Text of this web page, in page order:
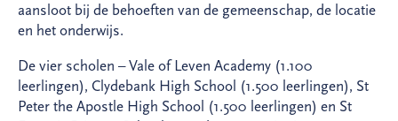
aansloot bij de behoeften van de gemeenschap, de locatie
en het onderwijs.
De vier scholen – Vale of Leven Academy (1.100
leerlingen), Clydebank High School (1.500 leerlingen), St
Peter the Apostle High School (1.500 leerlingen) en St